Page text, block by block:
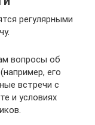
регулярными
вопросы об
его
встречи с
и условиях